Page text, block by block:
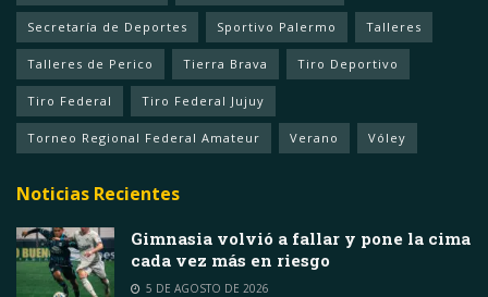
Secretaría de Deportes Sportivo Palermo Talleres
Talleres de Perico Tierra Brava Tiro Deportivo
Tiro Federal Tiro Federal Jujuy
Torneo Regional Federal Amateur Verano Vóley
Noticias Recientes
Gimnasia volvió a fallar y pone la cima
cada vez más en riesgo
5 DE AGOSTO DE 2026